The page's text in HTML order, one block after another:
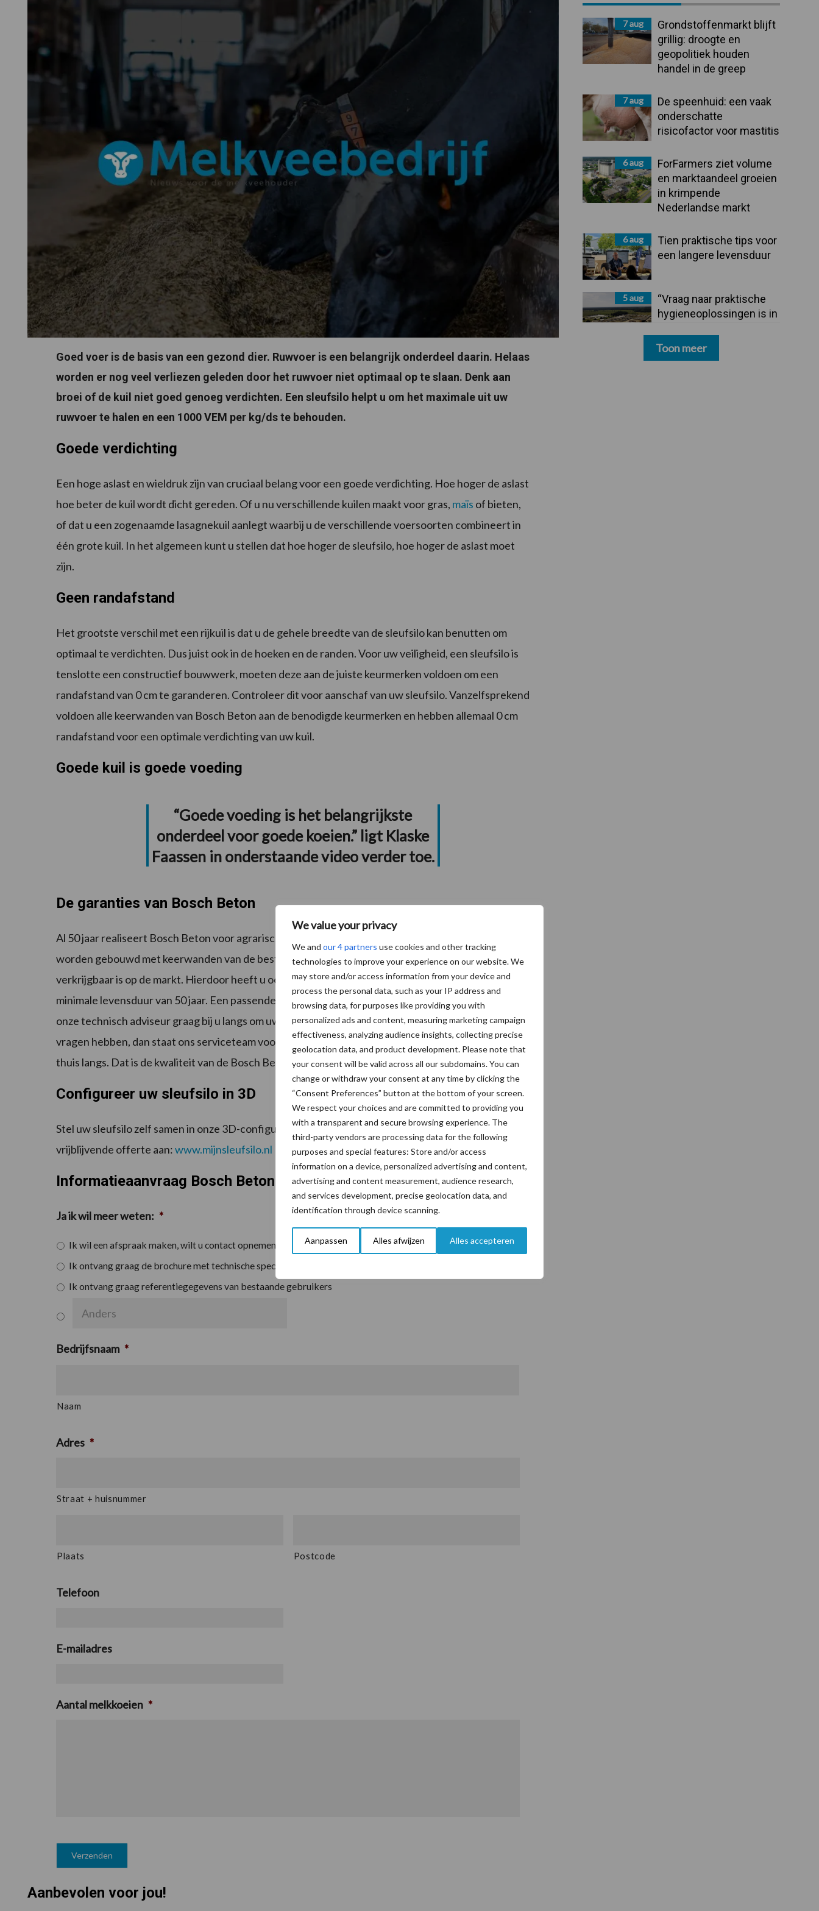
We value your privacy
We and our 4 partners use cookies and other tracking
technologies to improve your experience on our website. We
may store and/or access information from your device and
process the personal data, such as your IP address and
browsing data, for purposes like providing you with
personalized ads and content, measuring marketing campaign
effectiveness, analyzing audience insights, collecting precise
geolocation data, and product development. Please note that
your consent will be valid across all our subdomains. You can
change or withdraw your consent at any time by clicking the
“Consent Preferences” button at the bottom of your screen.
We respect your choices and are committed to providing you
with a transparent and secure browsing experience. The
third-party vendors are processing data for the following
purposes and special features: Store and/or access
information on a device, personalized advertising and content,
advertising and content measurement, audience research,
and services development, precise geolocation data, and
identification through device scanning.
Aanpassen Alles afwijzen Alles accepteren
Goed voer is de basis van een gezond dier. Ruwvoer is een belangrijk onderdeel daarin. Helaas
worden er nog veel verliezen geleden door het ruwvoer niet optimaal op te slaan. Denk aan
broei of de kuil niet goed genoeg verdichten. Een sleufsilo helpt u om het maximale uit uw
ruwvoer te halen en een 1000 VEM per kg/ds te behouden.
Goede verdichting
Een hoge aslast en wieldruk zijn van cruciaal belang voor een goede verdichting. Hoe hoger de aslast
hoe beter de kuil wordt dicht gereden. Of u nu verschillende kuilen maakt voor gras, maïs of bieten,
of dat u een zogenaamde lasagnekuil aanlegt waarbij u de verschillende voersoorten combineert in
één grote kuil. In het algemeen kunt u stellen dat hoe hoger de sleufsilo, hoe hoger de aslast moet
zijn.
Geen randafstand
Het grootste verschil met een rijkuil is dat u de gehele breedte van de sleufsilo kan benutten om
optimaal te verdichten. Dus juist ook in de hoeken en de randen. Voor uw veiligheid, een sleufsilo is
tenslotte een constructief bouwwerk, moeten deze aan de juiste keurmerken voldoen om een
randafstand van 0 cm te garanderen. Controleer dit voor aanschaf van uw sleufsilo. Vanzelfsprekend
voldoen alle keerwanden van Bosch Beton aan de benodigde keurmerken en hebben allemaal 0 cm
randafstand voor een optimale verdichting van uw kuil.
Goede kuil is goede voeding
“Goede voeding is het belangrijkste
onderdeel voor goede koeien.” ligt Klaske
Faassen in onderstaande video verder toe.
De garanties van Bosch Beton
Al 50 jaar realiseert Bosch Beton voor agrarische ondernemingen sleufsilo’s. Onze sleufsilo’s
worden gebouwd met keerwanden van de beste betonkwaliteit en hoogste zichtklasse die
verkrijgbaar is op de markt. Hierdoor heeft u ook minimaal 15 jaar garantie en heeft de sleufsilo een
minimale levensduur van 50 jaar. Een passende oplossing voor u staat voor ons voorop, daarom komt
onze technisch adviseur graag bij u langs om uw situatie door te nemen. Mocht u na het plaatsen nog
vragen hebben, dan staat ons serviceteam voor u klaar. Wanneer het nodig is komen wij gewoon bij u
thuis langs. Dat is de kwaliteit van de Bosch Beton.
Configureer uw sleufsilo in 3D
Stel uw sleufsilo zelf samen in onze 3D-configurator, ontdek alle mogelijkheden en vraag een
vrijblijvende offerte aan:www.mijnsleufsilo.nl
Informatieaanvraag Bosch Beton
Ja ik wil meer weten: *
Ik wil een afspraak maken, wilt u contact opnemen?
Ik ontvang graag de brochure met technische specificatiesn demonstratie
Ik ontvang graag referentiegegevens van bestaande gebruikers
Bedrijfsnaam *
Naam
Adres *
Straat + huisnummer
Plaats Postcode
Telefoon
E-mailadres
Aantal melkkoeien *
Sidebar7 aug
Grondstoffenmarkt blijft
grillig: droogte en
geopolitiek houden
handel in de greep
7 aug
De speenhuid: een vaak
onderschatte
risicofactor voor mastitis
6 aug
ForFarmers ziet volume
en marktaandeel groeien
in krimpende
Nederlandse markt
6 aug
Tien praktische tips voor
een langere levensduur
5 aug
“Vraag naar praktische
hygieneoplossingen is in
Toon meer
Aanbevolen voor jou!